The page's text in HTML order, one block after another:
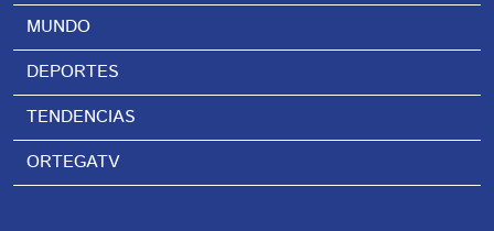
MUNDO
DEPORTES
TENDENCIAS
ORTEGATV